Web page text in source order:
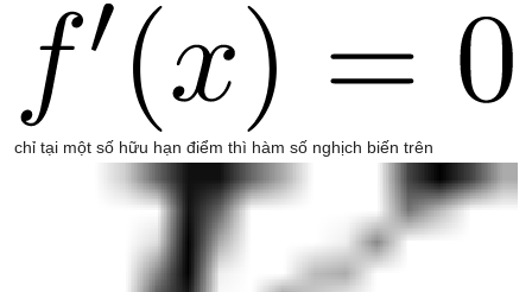
chỉ tại một số hữu hạn điểm thì hàm số nghịch biến trên